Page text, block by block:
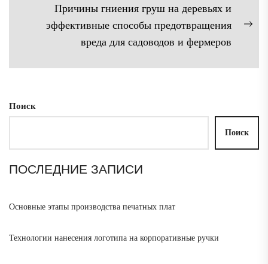
Причины гниения груш на деревьях и
эффективные способы предотвращения
вреда для садоводов и фермеров
Поиск
Поиск
ПОСЛЕДНИЕ ЗАПИСИ
Основные этапы производства печатных плат
Технологии нанесения логотипа на корпоративные ручки